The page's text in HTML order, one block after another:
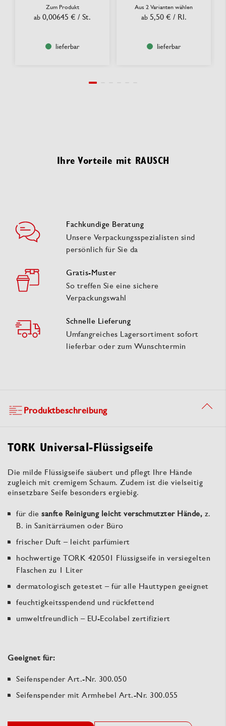
Zum Produkt
ab 0,00645 € / St.
lieferbar
Aus 2 Varianten wählen
ab 5,50 € / Rl.
lieferbar
Ihre Vorteile mit RAUSCH
Fachkundige Beratung
Unsere Verpackungsspezialisten sind
persönlich für Sie da
Gratis-Muster
So treffen Sie eine sichere
Verpackungswahl
Schnelle Lieferung
Umfangreiches Lagersortiment sofort
lieferbar oder zum Wunschtermin
Produktbeschreibung
TORK Universal-Flüssigseife
Die milde Flüssigseife säubert und pflegt Ihre Hände
zugleich mit cremigem Schaum. Zudem ist die vielseitig
einsetzbare Seife besonders ergiebig.
für die sanfte Reinigung leicht verschmutzter Hände, z.
B. in Sanitärräumen oder Büro
frischer Duft – leicht parfümiert
hochwertige TORK 420501 Flüssigseife in versiegelten
Flaschen zu 1 Liter
dermatologisch getestet – für alle Hauttypen geeignet
feuchtigkeitsspendend und rückfettend
umweltfreundlich – EU-Ecolabel zertifiziert
Geeignet für:
Seifenspender Art.-Nr. 300.050
Seifenspender mit Armhebel Art.-Nr. 300.055